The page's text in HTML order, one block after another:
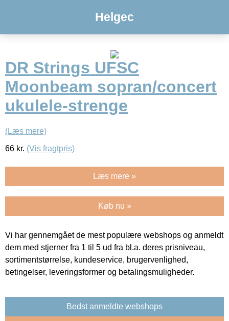
Helgec
DR Strings UFSC
Moonbeam sopran/concert
ukulele-strenge
(Læs mere)
66 kr. (Vis fragtpris)
Læs mere »
Køb nu »
Vi har gennemgået de mest populære webshops og anmeldt
dem med stjerner fra 1 til 5 ud fra bl.a. deres prisniveau,
sortimentstørrelse, kundeservice, brugervenlighed,
betingelser, leveringsformer og betalingsmuligheder.
Bedst anmeldte webshops